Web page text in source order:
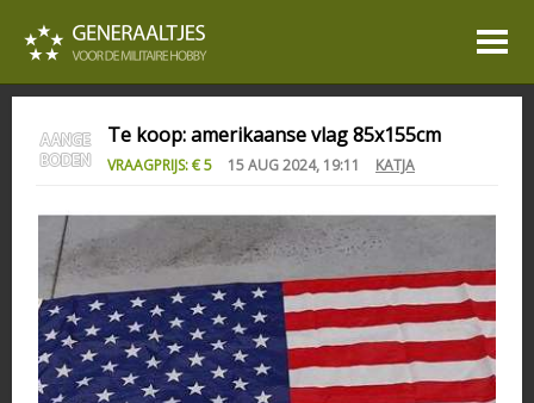
Te koop: amerikaanse vlag 85x155cm
VRAAGPRIJS: € 5 15 AUG 2024, 19:11 KATJA